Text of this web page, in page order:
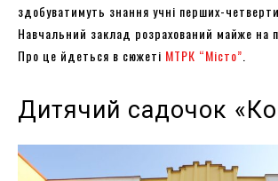
здобуватимуть знання учні перших-
Навчальний заклад розрахований майже на
Про це йдеться в сюжеті МТРК “Місто”
Дитячий садочок